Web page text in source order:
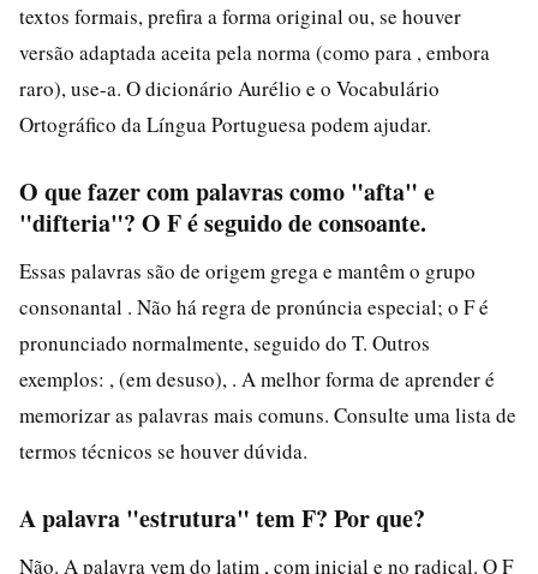
textos formais, prefira a forma original ou, se houver
versão adaptada aceita pela norma (como para , embora
raro), use-a. O dicionário Aurélio e o Vocabulário
Ortográfico da Língua Portuguesa podem ajudar.
O que fazer com palavras como "afta" e
"difteria"? O F é seguido de consoante.
Essas palavras são de origem grega e mantêm o grupo
consonantal . Não há regra de pronúncia especial; o F é
pronunciado normalmente, seguido do T. Outros
exemplos: , (em desuso), . A melhor forma de aprender é
memorizar as palavras mais comuns. Consulte uma lista de
termos técnicos se houver dúvida.
A palavra "estrutura" tem F? Por que?
Não. A palavra vem do latim , com inicial e no radical. O F